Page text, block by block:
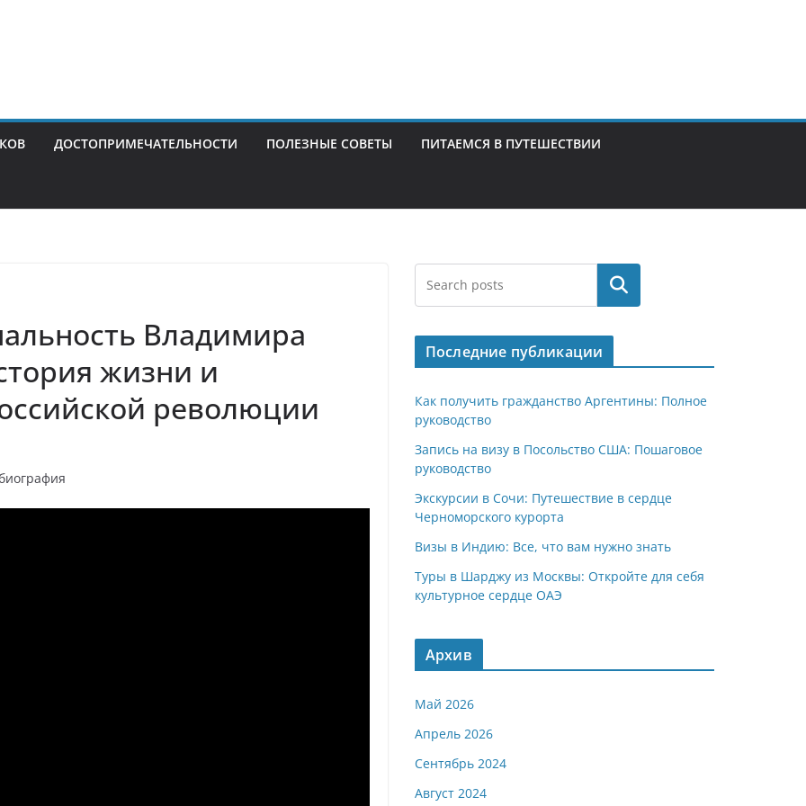
ДОСТОПРИМЕЧАТЕЛЬНОСТИ ПОЛЕЗНЫЕ СОВЕТЫ ПИТАЕМСЯ В ПУТЕШЕСТВИИ
Владимира
жизни и
революции
Поиск
Последние публикации
Как получить гражданство Аргентины: Полное
руководство
Запись на визу в Посольство США: Пошаговое
руководство
Экскурсии в Сочи: Путешествие в сердце
Черноморского курорта
Визы в Индию: Все, что вам нужно знать
Туры в Шарджу из Москвы: Откройте для себя
культурное сердце ОАЭ
Архив
Май 2026
Апрель 2026
Сентябрь 2024
Август 2024